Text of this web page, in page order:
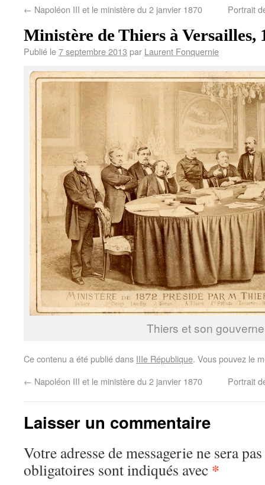
← Napoléon III et le ministère du 2 janvier 1870 Portrait
Ministère de Thiers à Versailles,
Publié le7 septembre 2013 par Laurent Fonquernie
Thiers et son
Ce contenu a été publié dans IIIe République. Vous pouvez le
← Napoléon III et le ministère du 2 janvier 1870 Portrait
Laisser un commentaire
Votre adresse de messagerie ne sera
obligatoires sont indiqués avec *